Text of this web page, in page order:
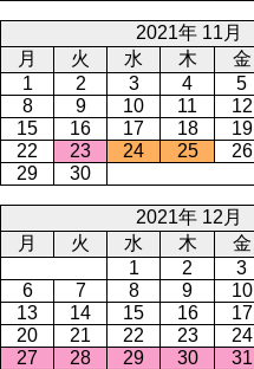
2021年 11月
月
火 水 木 金
1
2 3 4 5
8
9 10 11 12
15
16 17 18 19
22
23 24 25 26
29
30
2021年 12月
月
火 水 木 金
1
2 3
6
7 8 9 10
13
14 15 16 17
20
21 22 23 24
27
28 29 30 31